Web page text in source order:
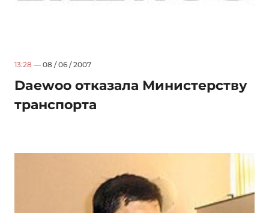
13:28 — 08 / 06 / 2007
Daewoo отказала Министерству
транспорта